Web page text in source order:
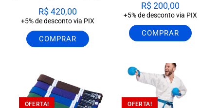
R$420,00
+5% de desconto via PIX
COMPRAR
R$200,00
+5% de desconto via PIX
COMPRAR
OFERTA! OFERTA!